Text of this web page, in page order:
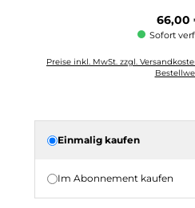
66,00
Sofort
Preise inkl. MwSt. zzgl.
Einmalig kaufen
Im Abonnement kaufen